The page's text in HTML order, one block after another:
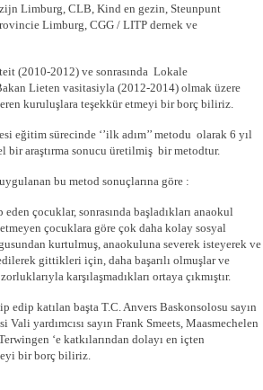
Limburg, CLB, Kind en gezin, Steunpunt
Limburg, CGG / LITP dernek ve
(2010-2012) ve sonrasında Lokale
Lieten vasitasiyla (2012-2014) olmak üzere
kuruluşlara teşekkür etmeyi bir borç biliriz.
eğitim sürecinde ‘’ilk adım’’ metodu olarak 6 yıl
bir araştırma sonucu üretilmiş bir metodtur.
bu metod sonuçlarına göre :
çocuklar, sonrasında başladıkları anaokul
çocuklara göre çok daha kolay sosyal
kurtulmuş, anaokuluna severek isteyerek ve
gittikleri için, daha başarılı olmuşlar ve
karşılaşmadıkları ortaya çıkmıştır.
katılan başta T.C. Anvers Baskonsolosu sayın
yardımcısı sayın Frank Smeets, Maasmechelen
‘e katkılarından dolayı en içten
bir borç biliriz.